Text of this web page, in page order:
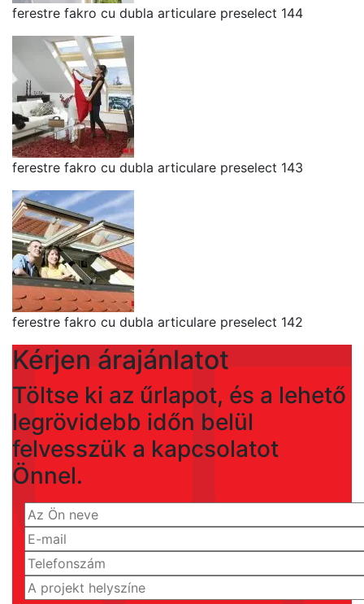
ferestre fakro cu dubla articulare preselect 144
ferestre fakro cu dubla articulare preselect 143
ferestre fakro cu dubla articulare preselect 142
Kérjen árajánlatot
Töltse ki az űrlapot, és a lehető
legrövidebb időn belül
felvesszük a kapcsolatot
Önnel.